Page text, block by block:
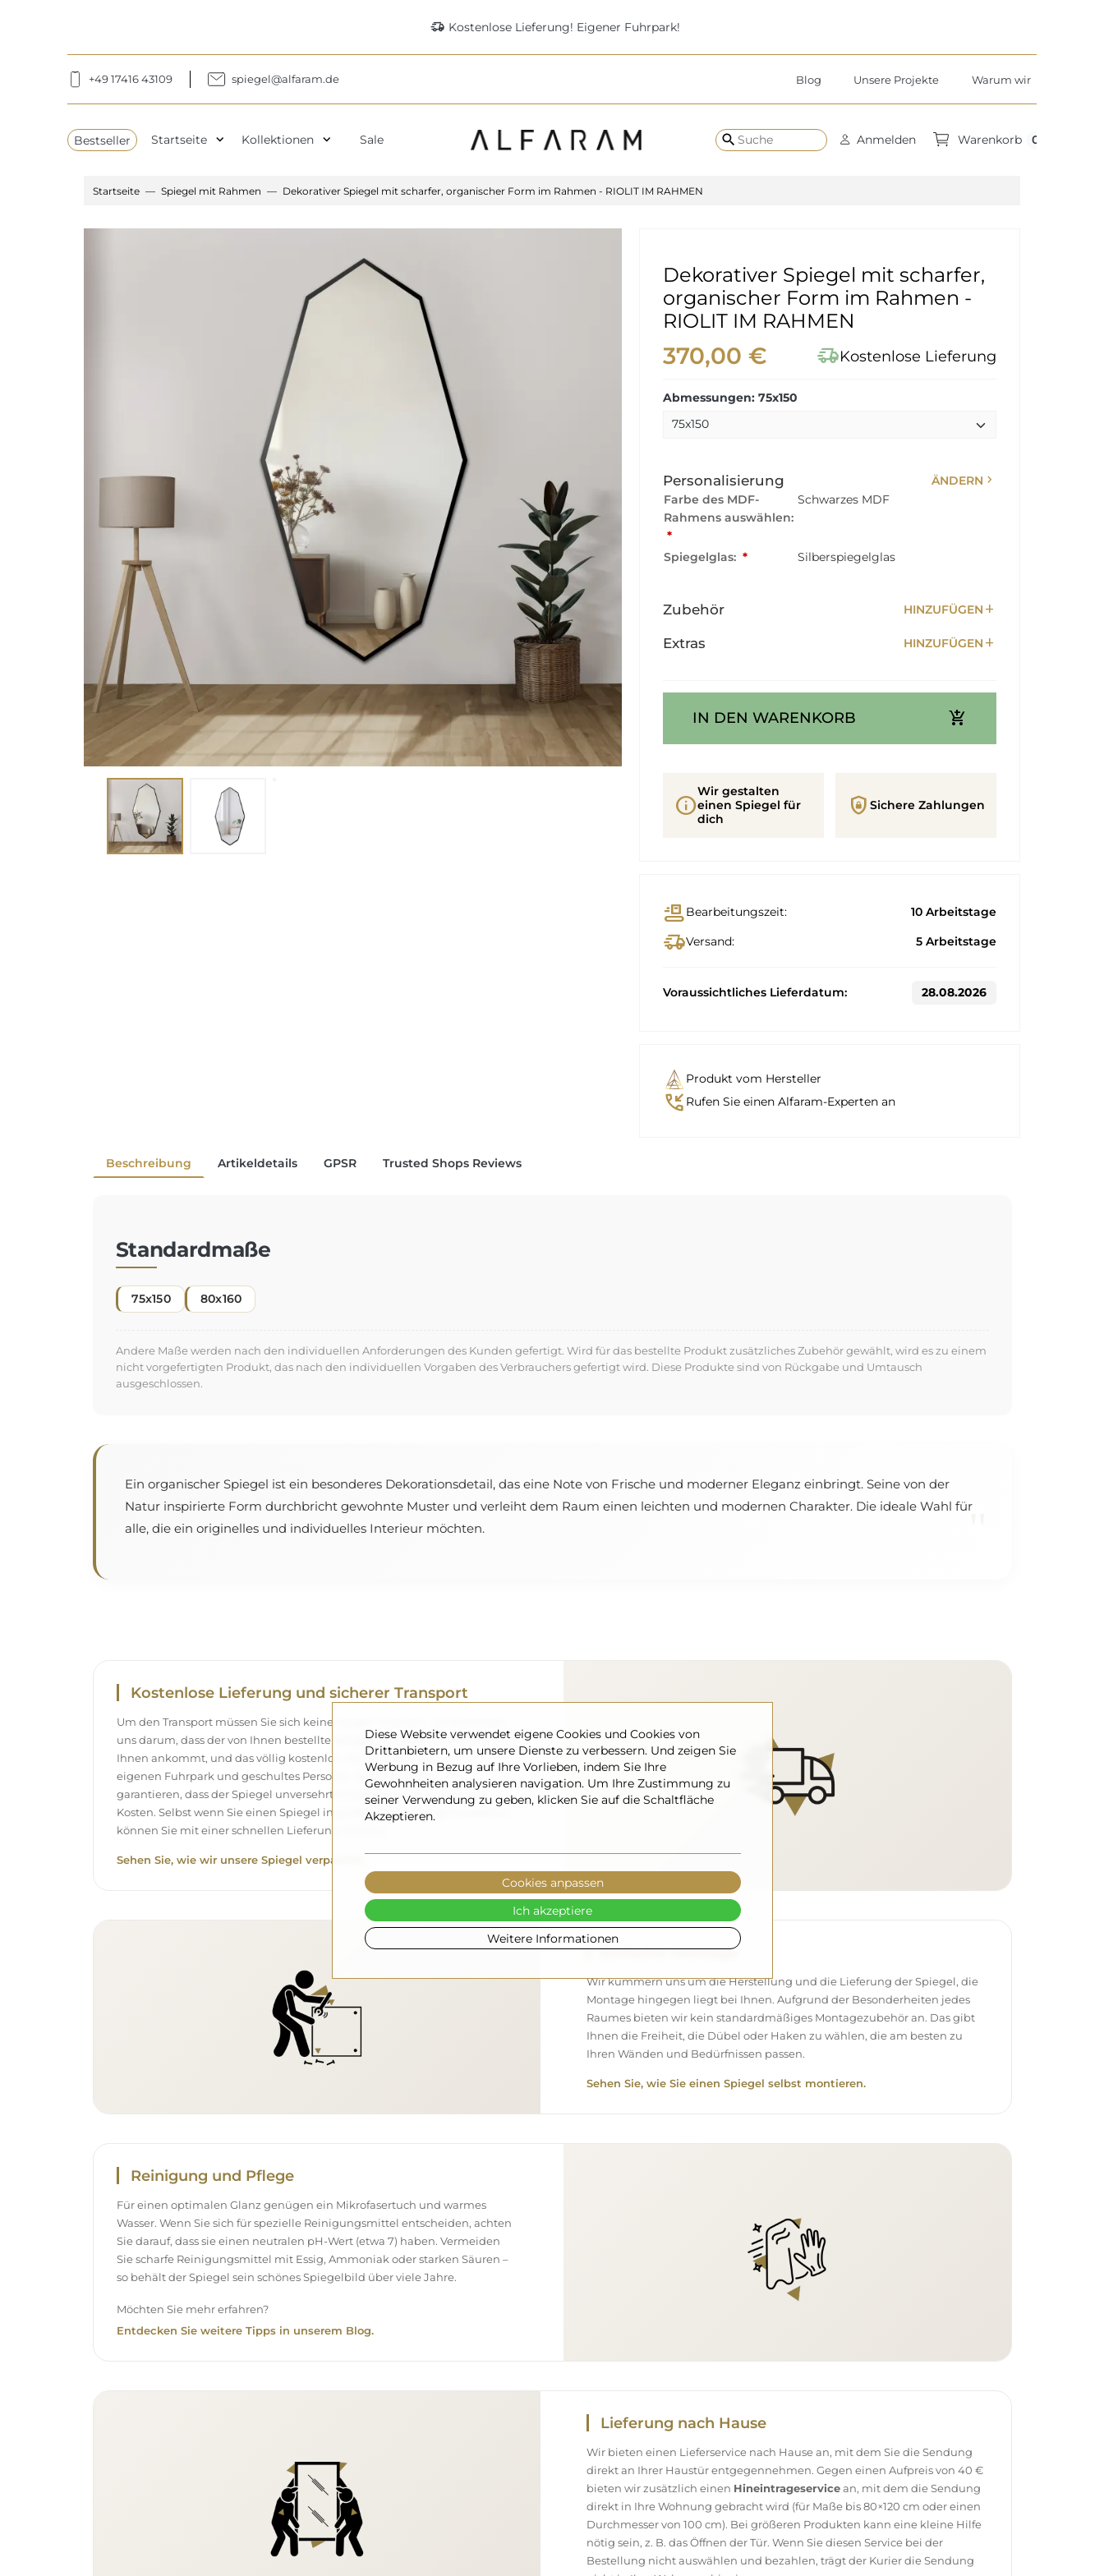
delivery_truck_speed Kostenlose Lieferung! Eigener Fuhrpark!
+49 17416 43109 spiegel@alfaram.de Blog Unsere Projekte Warum wir
Bestseller Startseite expand_more Kollektionen expand_more Sale search Anmelden Warenkorb 0
Startseite Spiegel mit Rahmen Dekorativer Spiegel mit scharfer, organischer Form im Rahmen - RIOLIT IM RAHMEN
Dekorativer Spiegel mit scharfer,
organischer Form im Rahmen -
RIOLIT IM RAHMEN
370,00 € delivery_truck_speedKostenlose Lieferung
Abmessungen: 75x150
Personalisierung ÄNDERN chevron_right
Farbe des MDF-
Rahmens auswählen:
*
Schwarzes MDF
Spiegelglas: * Silberspiegelglas
Zubehör HINZUFÜGEN add
Extras HINZUFÜGEN add
IN DEN WARENKORB add_shopping_cart
info
Wir gestalten
einen Spiegel für
dich
shield_lock Sichere Zahlungen
conveyor_beltBearbeitungszeit: 10 Arbeitstage
delivery_truck_speedVersand: 5 Arbeitstage
Voraussichtliches Lieferdatum: 28.08.2026
Produkt vom Hersteller
phone_callback Rufen Sie einen Alfaram-Experten an
Beschreibung Artikeldetails GPSR Trusted Shops Reviews
Standardmaße
75x150 80x160
Andere Maße werden nach den individuellen Anforderungen des Kunden gefertigt. Wird für das bestellte Produkt zusätzliches Zubehör gewählt, wird es zu einem
nicht vorgefertigten Produkt, das nach den individuellen Vorgaben des Verbrauchers gefertigt wird. Diese Produkte sind von Rückgabe und Umtausch
ausgeschlossen.
Ein organischer Spiegel ist ein besonderes Dekorationsdetail, das eine Note von Frische und moderner Eleganz einbringt. Seine von der
Natur inspirierte Form durchbricht gewohnte Muster und verleiht dem Raum einen leichten und modernen Charakter. Die ideale Wahl für
alle, die ein originelles und individuelles Interieur möchten.
Kostenlose Lieferung und sicherer Transport
Um den Transport müssen Sie sich keine Sorgen machen – wir kümmern
uns darum, dass der von Ihnen bestellte Spiegel vollkommen sicher bei
Ihnen ankommt, und das völlig kostenlos. Wir verfügen über einen
eigenen Fuhrpark und geschultes Personal, deshalb können wir
garantieren, dass der Spiegel unversehrt ankommt, ohne zusätzliche
Kosten. Selbst wenn Sie einen Spiegel in großen Abmessungen bestellen,
können Sie mit einer schnellen Lieferung rechnen.
Sehen Sie, wie wir unsere Spiegel verpacken.
Einfache Montage
Wir kümmern uns um die Herstellung und die Lieferung der Spiegel, die
Montage hingegen liegt bei Ihnen. Aufgrund der Besonderheiten jedes
Raumes bieten wir kein standardmäßiges Montagezubehör an. Das gibt
Ihnen die Freiheit, die Dübel oder Haken zu wählen, die am besten zu
Ihren Wänden und Bedürfnissen passen.
Sehen Sie, wie Sie einen Spiegel selbst montieren.
Reinigung und Pflege
Für einen optimalen Glanz genügen ein Mikrofasertuch und warmes
Wasser. Wenn Sie sich für spezielle Reinigungsmittel entscheiden, achten
Sie darauf, dass sie einen neutralen pH-Wert (etwa 7) haben. Vermeiden
Sie scharfe Reinigungsmittel mit Essig, Ammoniak oder starken Säuren –
so behält der Spiegel sein schönes Spiegelbild über viele Jahre.
Möchten Sie mehr erfahren?
Entdecken Sie weitere Tipps in unserem Blog.
Lieferung nach Hause
Wir bieten einen Lieferservice nach Hause an, mit dem Sie die Sendung
direkt an Ihrer Haustür entgegennehmen. Gegen einen Aufpreis von 40 €
bieten wir zusätzlich einen Hineintrageservicean, mit dem die Sendung
direkt in Ihre Wohnung gebracht wird (für Maße bis 80×120 cm oder einen
Durchmesser von 100 cm). Bei größeren Produkten kann eine kleine Hilfe
nötig sein, z. B. das Öffnen der Tür. Wenn Sie diesen Service bei der
Bestellung nicht auswählen und bezahlen, trägt der Kurier die Sendung
Diese Website verwendet eigene Cookies und Cookies von
Drittanbietern, um unsere Dienste zu verbessern. Und zeigen Sie
Werbung in Bezug auf Ihre Vorlieben, indem Sie Ihre
Gewohnheiten analysieren navigation. Um Ihre Zustimmung zu
seiner Verwendung zu geben, klicken Sie auf die Schaltfläche
Akzeptieren.
Weitere Informationen
Cookies anpassen
Ich akzeptiere